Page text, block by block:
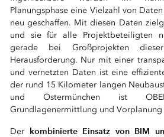
Planungsphase eine Vielzahl von
neu geschaffen. Mit diesen Daten
und sie für alle Projektbeteiligten
gerade bei Großprojekten
Herausforderung. Nur mit einer
und vernetzten Daten ist eine
der rund 15 Kilometer langen
und Ostermünchen ist
Grundlagenermittlung und
Der kombinierte Einsatz von BIM